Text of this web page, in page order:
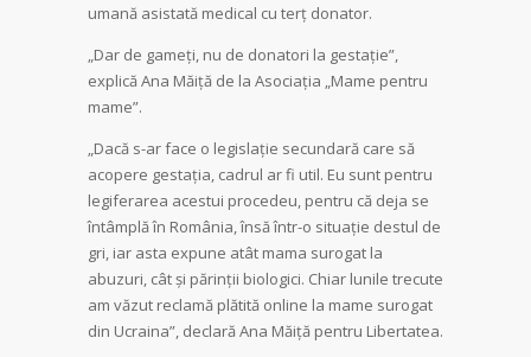
umană asistată medical cu terț donator.
„Dar de gameți, nu de donatori la gestație”,
explică Ana Măiță de la Asociația „Mame pentru
mame”.
„Dacă s-ar face o legislație secundară care să
acopere gestația, cadrul ar fi util. Eu sunt pentru
legiferarea acestui procedeu, pentru că deja se
întâmplă în România, însă într-o situație destul de
gri, iar asta expune atât mama surogat la
abuzuri, cât și părinții biologici. Chiar lunile trecute
am văzut reclamă plătită online la mame surogat
din Ucraina”, declară Ana Măiță pentru Libertatea.